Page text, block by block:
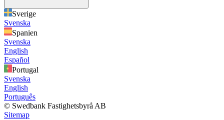
Sverige
Svenska
Spanien
Svenska
English
Español
Portugal
Svenska
English
Português
© Swedbank Fastighetsbyrå AB
Sitemap